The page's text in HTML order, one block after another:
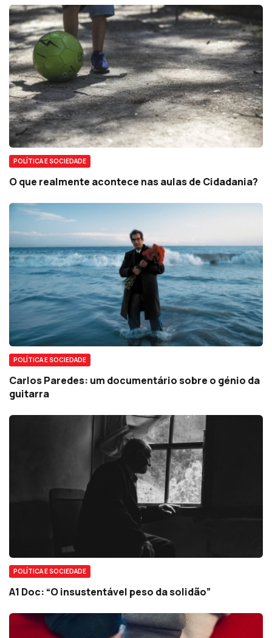
POLÍTICA E SOCIEDADE
O que realmente acontece nas aulas de Cidadania?
POLÍTICA E SOCIEDADE
Carlos Paredes: um documentário sobre o génio da
guitarra
POLÍTICA E SOCIEDADE
A1 Doc: “O insustentável peso da solidão”